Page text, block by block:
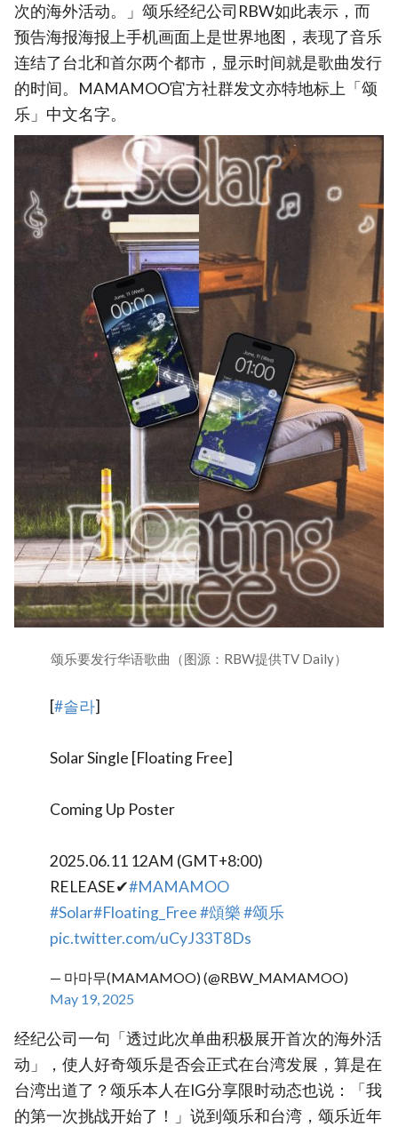
次的海外活动。」颂乐经纪公司RBW如此表示，而
预告海报海报上手机画面上是世界地图，表现了音乐
连结了台北和首尔两个都市，显示时间就是歌曲发行
的时间。MAMAMOO官方社群发文亦特地标上「颂
乐」中文名字。
颂乐要发行华语歌曲（图源：RBW提供TV Daily）
[#솔라]
Solar Single [Floating Free]
Coming Up Poster
2025.06.11 12AM (GMT+8:00)
RELEASE✔#MAMAMOO
#Solar#Floating_Free#頌樂#颂乐
pic.twitter.com/uCyJ33T8Ds
— 마마무(MAMAMOO) (@RBW_MAMAMOO)
May 19, 2025
经纪公司一句「透过此次单曲积极展开首次的海外活
动」，使人好奇颂乐是否会正式在台湾发展，算是在
台湾出道了？颂乐本人在IG分享限时动态也说：「我
的第一次挑战开始了！」说到颂乐和台湾，颂乐近年